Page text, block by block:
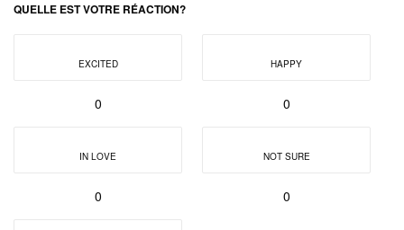
QUELLE EST VOTRE RÉACTION?
EXCITED
0
HAPPY
0
IN LOVE
0
NOT SURE
0